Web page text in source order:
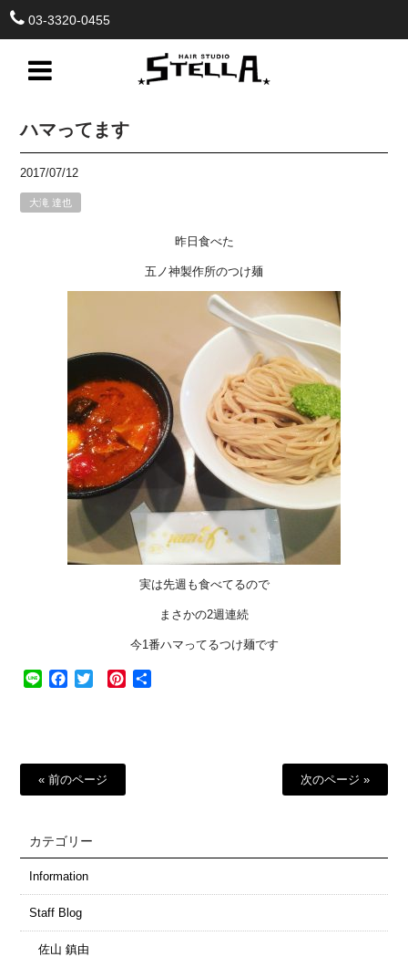
03-3320-0455
ハマってます
2017/07/12
大滝 達也
昨日食べた
五ノ神製作所のつけ麺
実は先週も食べてるので
まさかの2週連続
今1番ハマってるつけ麺です
Line Facebook
Twitter Pinterest
« 前のページ 次のページ »
カテゴリー
Information
Staff Blog
佐山 鎮由